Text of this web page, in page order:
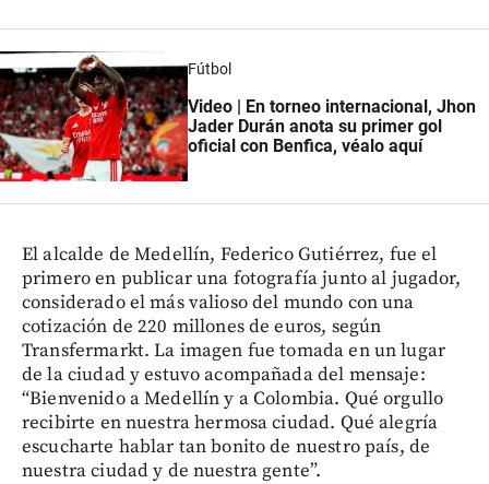
Fútbol
Video | En torneo internacional, Jhon
Jader Durán anota su primer gol
oficial con Benfica, véalo aquí
El alcalde de Medellín, Federico Gutiérrez, fue el
primero en publicar una fotografía junto al jugador,
considerado el más valioso del mundo con una
cotización de 220 millones de euros, según
Transfermarkt. La imagen fue tomada en un lugar
de la ciudad y estuvo acompañada del mensaje:
“Bienvenido a Medellín y a Colombia. Qué orgullo
recibirte en nuestra hermosa ciudad. Qué alegría
escucharte hablar tan bonito de nuestro país, de
nuestra ciudad y de nuestra gente”.